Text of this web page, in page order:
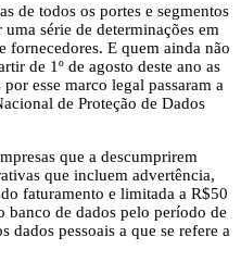
de todos os portes e segmentos
série de determinações em
fornecedores. E quem ainda não
de 1º de agosto deste ano as
esse marco legal passaram a
de Proteção de Dados
que a descumprirem
que incluem advertência,
faturamento e limitada a R$50
de dados pelo período de
dados pessoais a que se refere a